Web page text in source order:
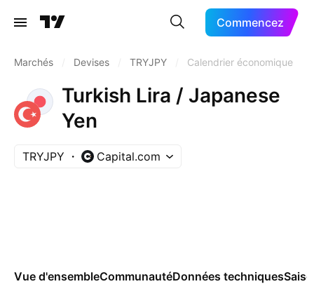
Commencez
Marchés Devises TRYJPY Calendrier économique
Turkish Lira / Japanese
Yen
TRYJPY Capital.com
Vue d'ensembleCommunautéDonnées techniques